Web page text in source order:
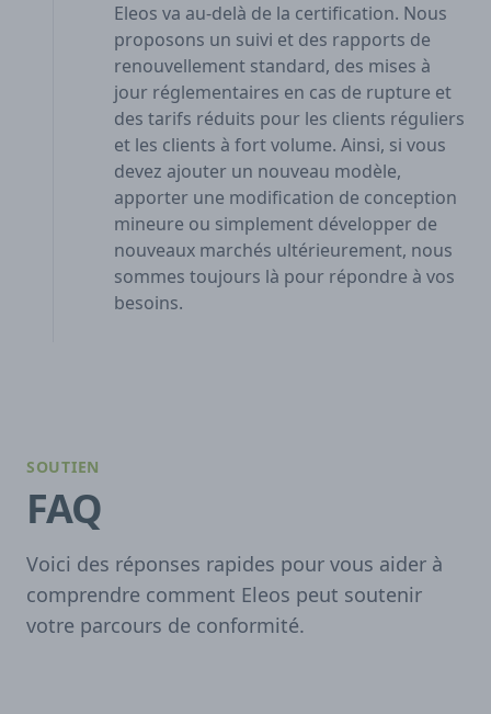
Eleos va au-delà de la certification. Nous
proposons un suivi et des rapports de
renouvellement standard, des mises à
jour réglementaires en cas de rupture et
des tarifs réduits pour les clients réguliers
et les clients à fort volume. Ainsi, si vous
devez ajouter un nouveau modèle,
apporter une modification de conception
mineure ou simplement développer de
nouveaux marchés ultérieurement, nous
sommes toujours là pour répondre à vos
besoins.
SOUTIEN
FAQ
Voici des réponses rapides pour vous aider à
comprendre comment Eleos peut soutenir
votre parcours de conformité.